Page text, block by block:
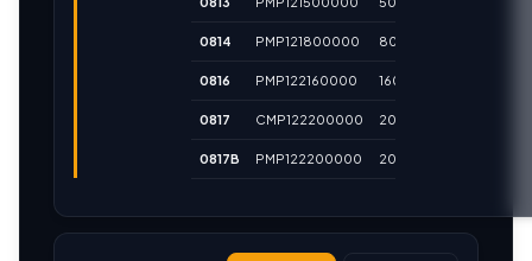
0814 PMP121800000 800W
0816 PMP122160000 1600W
0817 CMP122200000 2000W
0817B PMP122200000 2000W